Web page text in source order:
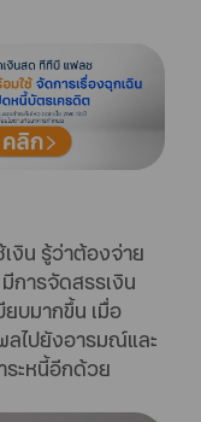
งิน รู้ว่าต้องจ่าย
การจัดสรรเงิน
ยบมากขึ้น เมื่อ
ลไปยังอารมณ์และ
ระหนี้อีกด้วย